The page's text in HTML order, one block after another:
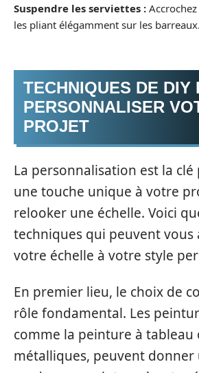
Suspendre les serviettes :
les pliant élégamment sur les barreaux.
TECHNIQUES DE DIY
PERSONNALISER
PROJET
La personnalisation est la
une touche unique à votre
relooker une échelle. Voici
techniques qui peuvent vous
votre échelle à votre style
En premier lieu, le choix de
rôle fondamental. Les
comme la peinture à tableau
métalliques, peuvent donner